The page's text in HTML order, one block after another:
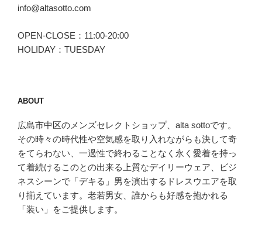
info@altasotto.com
OPEN-CLOSE：11:00-20:00
HOLIDAY：TUESDAY
ABOUT
広島市中区のメンズセレクトショップ、alta sottoです。
その時々の時代性や空気感を取り入れながらも決して奇
をてらわない、一過性で終わることなく永く愛着を持っ
て着続けるこのとの出来る上質なデイリーウェア、ビジ
ネスシーンで「デキる」男を演出するドレスウエアを取
り揃えています。老若男女、誰からも好感を抱かれる
「装い」をご提供します。